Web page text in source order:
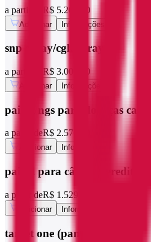
a partir de R$ 5.200,00
Adicionar Informações
snp array/cgh array
a partir de R$ 3.000,00
Adicionar Informações
painel ngs para doenças
a partir deR$ 2.576,00
Adicionar Informações
painel para câncer hereditário
a partir deR$ 1.529,10
Adicionar Informações
target one (pancâncer)